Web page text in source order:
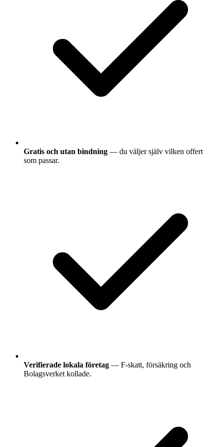
Gratis och utan bindning — du väljer själv vilken offert
som passar.
Verifierade lokala företag — F-skatt, försäkring och
Bolagsverket kollade.